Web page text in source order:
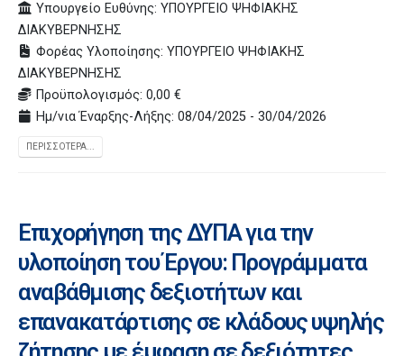
Υπουργείο Ευθύνης: ΥΠΟΥΡΓΕΙΟ ΨΗΦΙΑΚΗΣ
ΔΙΑΚΥΒΕΡΝΗΣΗΣ
Φορέας Υλοποίησης: ΥΠΟΥΡΓΕΙΟ ΨΗΦΙΑΚΗΣ
ΔΙΑΚΥΒΕΡΝΗΣΗΣ
Προϋπολογισμός: 0,00 €
Ημ/νια Έναρξης-Λήξης: 08/04/2025 - 30/04/2026
ΠΕΡΙΣΣΌΤΕΡΑ...
Επιχορήγηση της ΔΥΠΑ για την
υλοποίηση του Έργου: Προγράμματα
αναβάθμισης δεξιοτήτων και
επανακατάρτισης σε κλάδους υψηλής